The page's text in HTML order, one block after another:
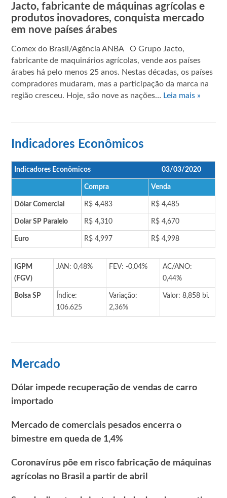
Jacto, fabricante de máquinas agrícolas e
produtos inovadores, conquista mercado
em nove países árabes
Comex do Brasil/Agência ANBA O Grupo Jacto,
fabricante de maquinários agrícolas, vende aos países
árabes há pelo menos 25 anos. Nestas décadas, os países
compradores mudaram, mas a participação da marca na
região cresceu. Hoje, são nove as nações… Leia mais »
Indicadores Econômicos
Indicadores Econômicos 03/03/2020
Compra Venda
Dólar Comercial R$ 4,483 R$ 4,485
Dolar SP Paralelo R$ 4,310 R$ 4,670
Euro R$ 4,997 R$ 4,998
IGPM
(FGV)
JAN: 0,48% FEV: -0,04%
AC/ANO:
0,44%
Bolsa SP
Índice:
106.625
Variação:
2,36%
Valor: 8,858 bi.
Mercado
Dólar impede recuperação de vendas de carro
importado
Mercado de comerciais pesados encerra o
bimestre em queda de 1,4%
Coronavírus põe em risco fabricação de máquinas
agrícolas no Brasil a partir de abril